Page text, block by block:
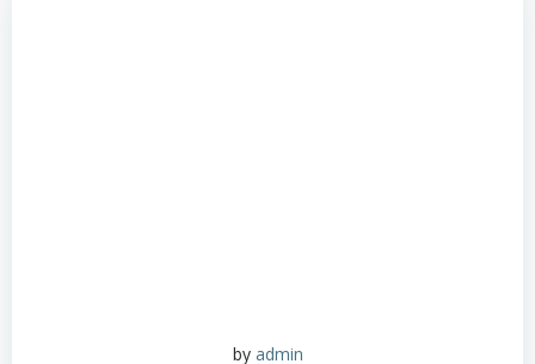
by admin